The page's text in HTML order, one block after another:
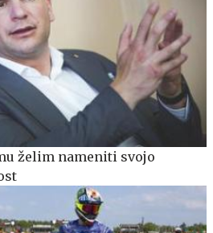
želim nameniti svojo